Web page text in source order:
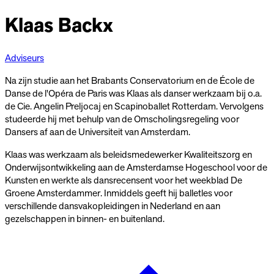
Klaas Backx
Adviseurs
Na zijn studie aan het Brabants Conservatorium en de École de
Danse de l'Opéra de Paris was Klaas als danser werkzaam bij o.a.
de Cie. Angelin Preljocaj en Scapinoballet Rotterdam. Vervolgens
studeerde hij met behulp van de Omscholingsregeling voor
Dansers af aan de Universiteit van Amsterdam.
Klaas was werkzaam als beleidsmedewerker Kwaliteitszorg en
Onderwijsontwikkeling aan de Amsterdamse Hogeschool voor de
Kunsten en werkte als dansrecensent voor het weekblad De
Groene Amsterdammer. Inmiddels geeft hij balletles voor
verschillende dansvakopleidingen in Nederland en aan
gezelschappen in binnen- en buitenland.